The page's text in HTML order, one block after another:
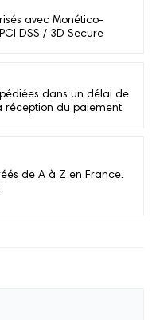
avec Monético-
DSS / 3D Secure
dans un délai de
réception du paiement.
de A à Z en France.